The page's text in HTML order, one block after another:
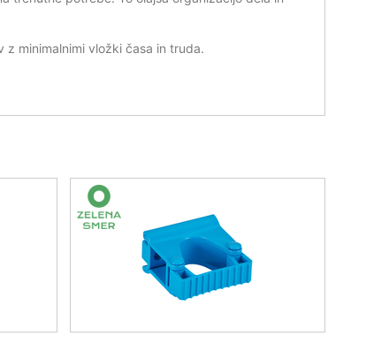
z minimalnimi vložki časa in truda.